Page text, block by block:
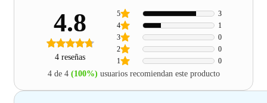
4.8
4 reseñas 1 0
2 0
3 0
4 1
5 3
4 de 4 (100%) usuarios recomiendan este producto